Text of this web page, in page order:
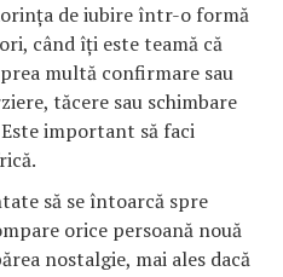
de iubire într-o formă
când îți este teamă că
multă confirmare sau
tăcere sau schimbare
important să faci
să se întoarcă spre
orice persoană nouă
nostalgie, mai ales dacă